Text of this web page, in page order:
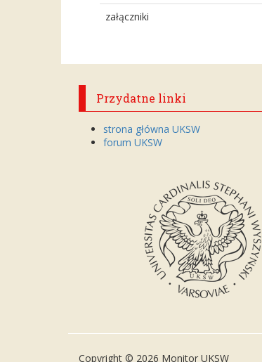
załączniki
Przydatne linki
strona główna UKSW
forum UKSW
Copyright © 2026 Monitor UKSW